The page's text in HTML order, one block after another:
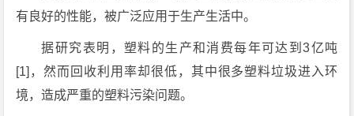
有良好的性能，被广泛应用于生产生活中。
据研究表明，塑料的生产和消费每年可达到3亿吨
[1]，然而回收利用率却很低，其中很多塑料垃圾进入环
境，造成严重的塑料污染问题。